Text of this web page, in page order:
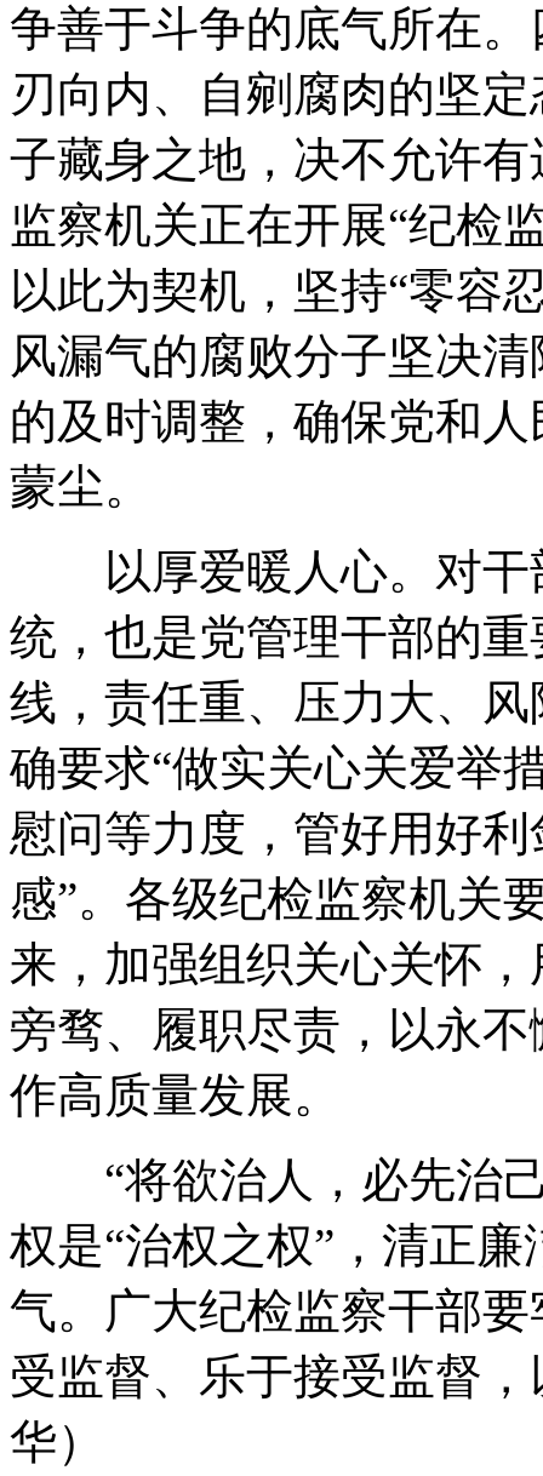
争善于斗争的底气所在
刃向内、自剜腐肉的坚
子藏身之地，决不允许有
监察机关正在开展“纪检
以此为契机，坚持“零容
风漏气的腐败分子坚决
的及时调整，确保党和
蒙尘。
以厚爱暖人心。对干
统，也是党管理干部的
线，责任重、压力大、
确要求“做实关心关爱举
慰问等力度，管好用好
感”。各级纪检监察机关
来，加强组织关心关怀
旁骛、履职尽责，以永
作高质量发展。
“将欲治人，必先治己
权是“治权之权”，清正
气。广大纪检监察干部
受监督、乐于接受监督
华）